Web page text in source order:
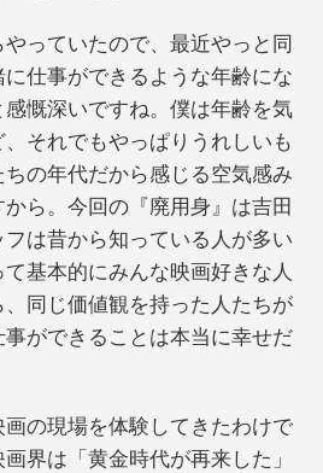
っていたので、最近やっと同
仕事ができるような年齢にな
慨深いですね。僕は年齢を気
それでもやっぱりうれしいも
の年代だから感じる空気感み
ら。今回の『廃用身』は吉田
は昔から知っている人が多い
基本的にみんな映画好きな人
同じ価値観を持った人たちが
ができることは本当に幸せだ
の現場を体験してきたわけで
界は「黄金時代が再来した」